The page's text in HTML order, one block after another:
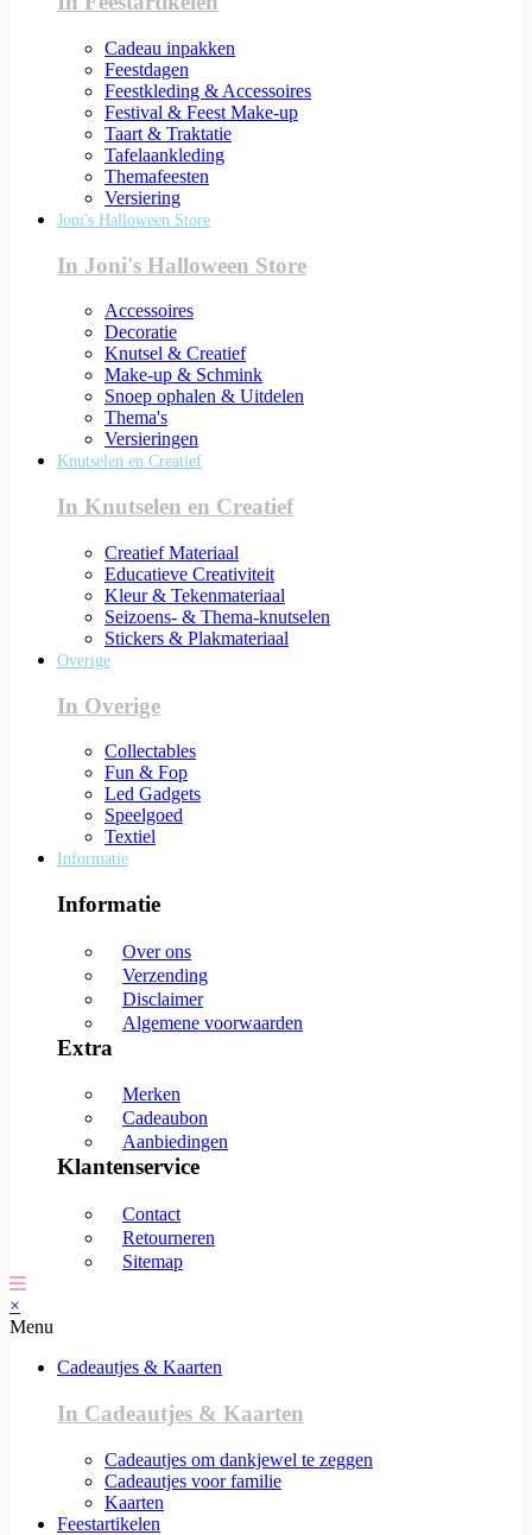
Cadeau inpakken
Feestdagen
Feestkleding & Accessoires
Festival & Feest Make-up
Taart & Traktatie
Tafelaankleding
Themafeesten
Versiering
Joni's Halloween Store
In Joni's Halloween Store
Accessoires
Decoratie
Knutsel & Creatief
Make-up & Schmink
Snoep ophalen & Uitdelen
Thema's
Versieringen
Knutselen en Creatief
In Knutselen en Creatief
Creatief Materiaal
Educatieve Creativiteit
Kleur & Tekenmateriaal
Seizoens- & Thema-knutselen
Stickers & Plakmateriaal
Overige
In Overige
Collectables
Fun & Fop
Led Gadgets
Speelgoed
Textiel
Informatie
Informatie
Over ons
Verzending
Disclaimer
Algemene voorwaarden
Extra
Merken
Cadeaubon
Aanbiedingen
Klantenservice
Contact
Retourneren
Sitemap
×
Menu
Cadeautjes & Kaarten
In Cadeautjes & Kaarten
Cadeautjes om dankjewel te zeggen
Cadeautjes voor familie
Kaarten
Feestartikelen